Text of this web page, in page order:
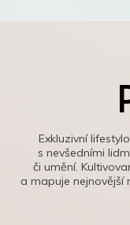
Exkluzivní
s nevšedními
či umění.
a mapuje nejnovější